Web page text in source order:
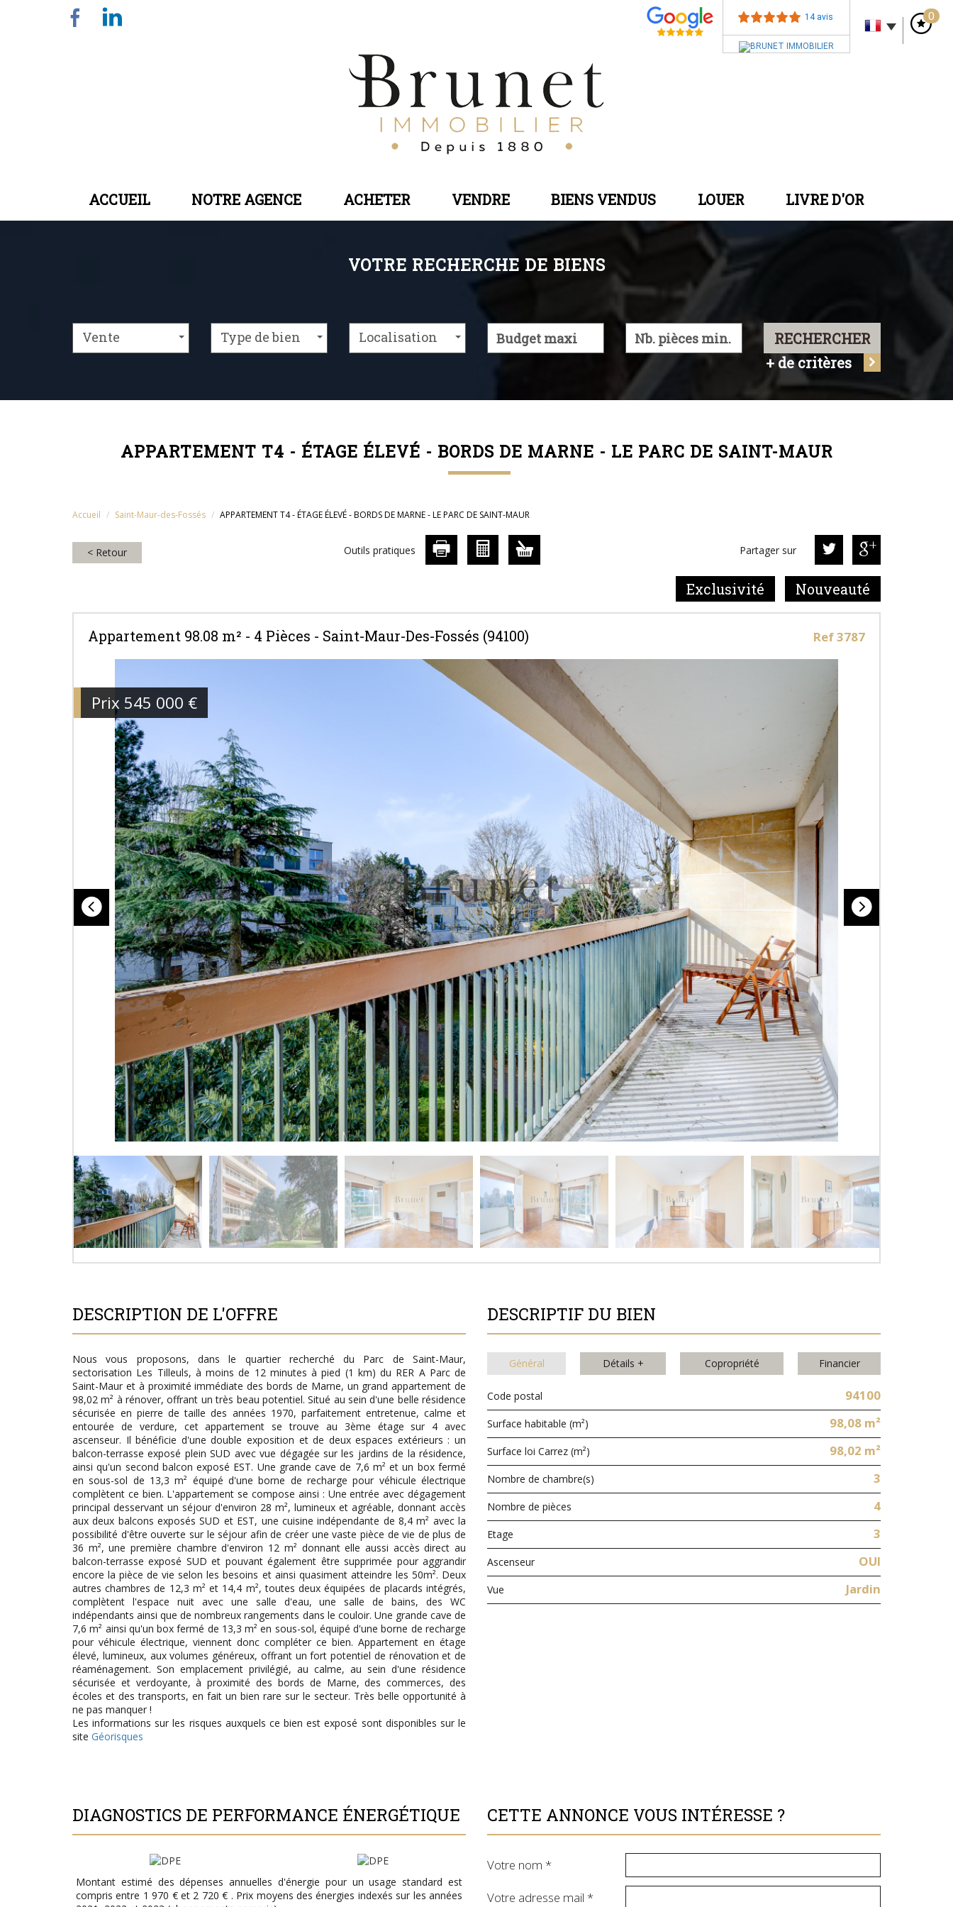
14 avis 0
ACCUEIL NOTRE AGENCE ACHETER VENDRE BIENS VENDUS LOUER LIVRE D'OR
VOTRE RECHERCHE DE BIENS
Vente Type de bien Localisation
RECHERCHER
+ de critères
APPARTEMENT T4 - ÉTAGE ÉLEVÉ - BORDS DE MARNE - LE PARC DE SAINT-MAUR
Accueil Saint-Maur-des-Fossés APPARTEMENT T4 - ÉTAGE ÉLEVÉ - BORDS DE MARNE - LE PARC DE SAINT-MAUR
< Retour Outils pratiques Partager sur
Exclusivité Nouveauté
Appartement 98.08 m² - 4 Pièces - Saint-Maur-Des-Fossés (94100) Ref 3787
Prix 545 000 €
DESCRIPTION DE L'OFFRE
Nous vous proposons, dans le quartier recherché du Parc de Saint-Maur,
sectorisation Les Tilleuls, à moins de 12 minutes à pied (1 km) du RER A Parc de
Saint-Maur et à proximité immédiate des bords de Marne, un grand appartement de
98,02 m² à rénover, offrant un très beau potentiel. Situé au sein d'une belle résidence
sécurisée en pierre de taille des années 1970, parfaitement entretenue, calme et
entourée de verdure, cet appartement se trouve au 3ème étage sur 4 avec
ascenseur. Il bénéficie d'une double exposition et de deux espaces extérieurs : un
balcon-terrasse exposé plein SUD avec vue dégagée sur les jardins de la résidence,
ainsi qu'un second balcon exposé EST. Une grande cave de 7,6 m² et un box fermé
en sous-sol de 13,3 m² équipé d'une borne de recharge pour véhicule électrique
complètent ce bien. L'appartement se compose ainsi : Une entrée avec dégagement
principal desservant un séjour d'environ 28 m², lumineux et agréable, donnant accès
aux deux balcons exposés SUD et EST, une cuisine indépendante de 8,4 m² avec la
possibilité d'être ouverte sur le séjour afin de créer une vaste pièce de vie de plus de
36 m², une première chambre d'environ 12 m² donnant elle aussi accès direct au
balcon-terrasse exposé SUD et pouvant également être supprimée pour aggrandir
encore la pièce de vie selon les besoins et ainsi quasiment atteindre les 50m². Deux
autres chambres de 12,3 m² et 14,4 m², toutes deux équipées de placards intégrés,
complètent l'espace nuit avec une salle d'eau, une salle de bains, des WC
indépendants ainsi que de nombreux rangements dans le couloir. Une grande cave de
7,6 m² ainsi qu'un box fermé de 13,3 m² en sous-sol, équipé d'une borne de recharge
pour véhicule électrique, viennent donc compléter ce bien. Appartement en étage
élevé, lumineux, aux volumes généreux, offrant un fort potentiel de rénovation et de
réaménagement. Son emplacement privilégié, au calme, au sein d'une résidence
sécurisée et verdoyante, à proximité des bords de Marne, des commerces, des
écoles et des transports, en fait un bien rare sur le secteur. Très belle opportunité à
ne pas manquer !
Les informations sur les risques auxquels ce bien est exposé sont disponibles sur le
site Géorisques
DESCRIPTIF DU BIEN
Général Détails + Copropriété Financier
Code postal 94100
Surface habitable (m²) 98,08 m²
Surface loi Carrez (m²) 98,02 m²
Nombre de chambre(s) 3
Nombre de pièces 4
Etage 3
Ascenseur OUI
Vue Jardin
DIAGNOSTICS DE PERFORMANCE ÉNERGÉTIQUE
Montant estimé des dépenses annuelles d'énergie pour un usage standard est
compris entre 1 970 € et 2 720 € . Prix moyens des énergies indexés sur les années
CETTE ANNONCE VOUS INTÉRESSE ?
Votre nom *
Votre adresse mail *